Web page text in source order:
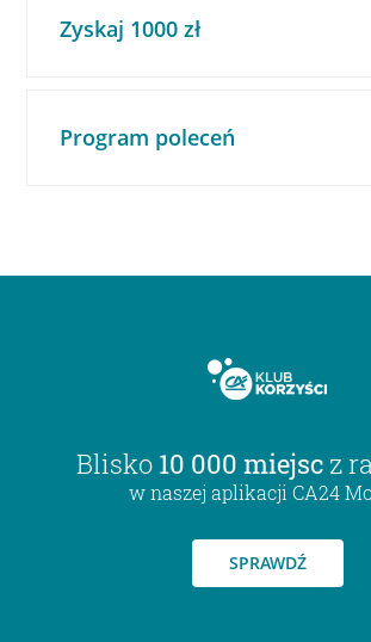
Zyskaj 1000 zł
Program poleceń
Blisko 10 000 miejsc z
w naszej aplikacji CA24
SPRAWDŹ